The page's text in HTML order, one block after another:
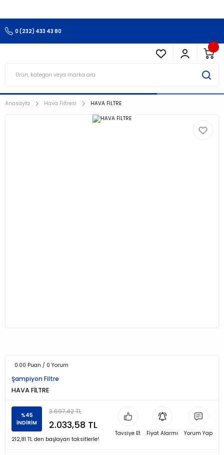
0 (232) 433 43 80
Anasayfa Hava Filtresi HAVA FİLTRE
0.00 Puan / 0 Yorum
Şampiyon Filtre
HAVA FİLTRE
%45
İNDİRİM
3.697,42 TL
2.033,58 TL
212,81 TL den başlayan taksitlerle!
Tavsiye Et Fiyat Alarmı Yorum Yap